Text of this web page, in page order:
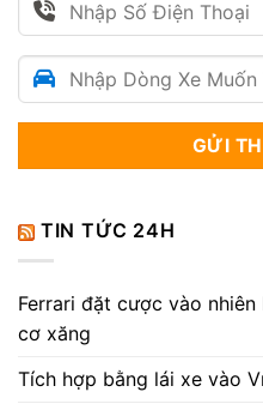
TIN TỨC 24H
Ferrari đặt cược vào
cơ xăng
Tích hợp bằng lái xe vào